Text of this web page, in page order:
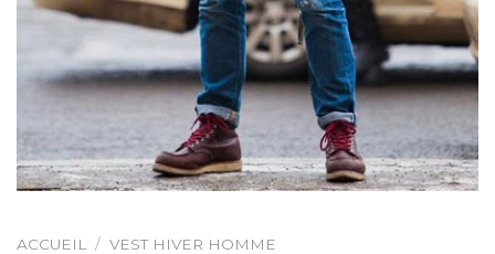
ACCUEIL / VEST HIVER HOMME